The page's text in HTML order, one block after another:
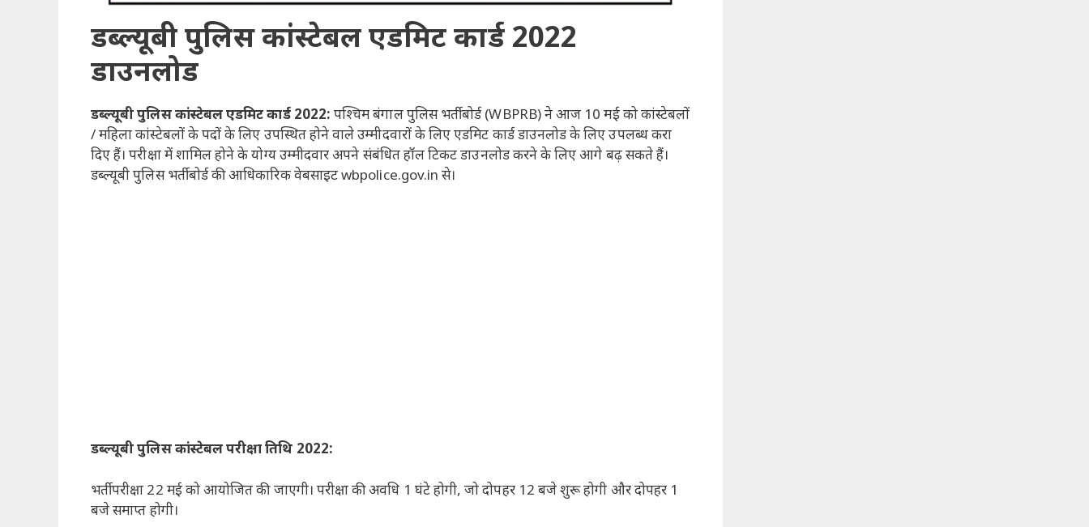
डब्ल्यूबी पुलिस कांस्टेबल एडमिट कार्ड 2022
डाउनलोड
डब्ल्यूबी पुलिस कांस्टेबल एडमिट कार्ड 2022:पश्चिम बंगाल पुलिस भर्ती बोर्ड (WBPRB) ने आज 10 मई को कांस्टेबलों
/ महिला कांस्टेबलों के पदों के लिए उपस्थित होने वाले उम्मीदवारों के लिए एडमिट कार्ड डाउनलोड के लिए उपलब्ध करा
दिए हैं। परीक्षा में शामिल होने के योग्य उम्मीदवार अपने संबंधित हॉल टिकट डाउनलोड करने के लिए आगे बढ़ सकते हैं।
डब्ल्यूबी पुलिस भर्ती बोर्ड की आधिकारिक वेबसाइट wbpolice.gov.in से।
डब्ल्यूबी पुलिस कांस्टेबल परीक्षा तिथि 2022:
भर्ती परीक्षा 22 मई को आयोजित की जाएगी। परीक्षा की अवधि 1 घंटे होगी, जो दोपहर 12 बजे शुरू होगी और दोपहर 1
बजे समाप्त होगी।